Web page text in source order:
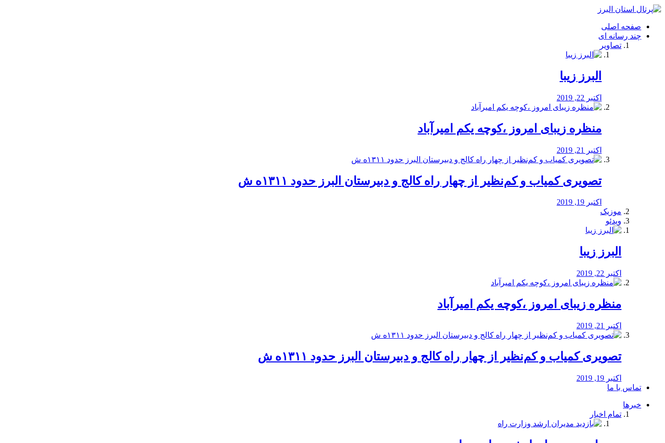
فصد
شرق
تهران
خشکشویی
صفحه اصلی
چند رسانه ای
تصاویر
البرز زیبا
اکتبر 22, 2019
منظره‌‌ زیبای امروز ،کوچه یکم امیرآباد
اکتبر 21, 2019
️تصویری کمیاب و کم‌نظیر از چهار راه كالج و دبيرستان البرز حدود ۱۳۱۱ه ش
اکتبر 19, 2019
موزیک
ویدئو
البرز زیبا
اکتبر 22, 2019
منظره‌‌ زیبای امروز ،کوچه یکم امیرآباد
اکتبر 21, 2019
️تصویری کمیاب و کم‌نظیر از چهار راه كالج و دبيرستان البرز حدود ۱۳۱۱ه ش
اکتبر 19, 2019
تماس با ما
خبرها
تمام اخبار